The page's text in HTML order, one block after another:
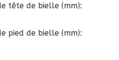
tête de bielle (mm):
pied de bielle (mm):